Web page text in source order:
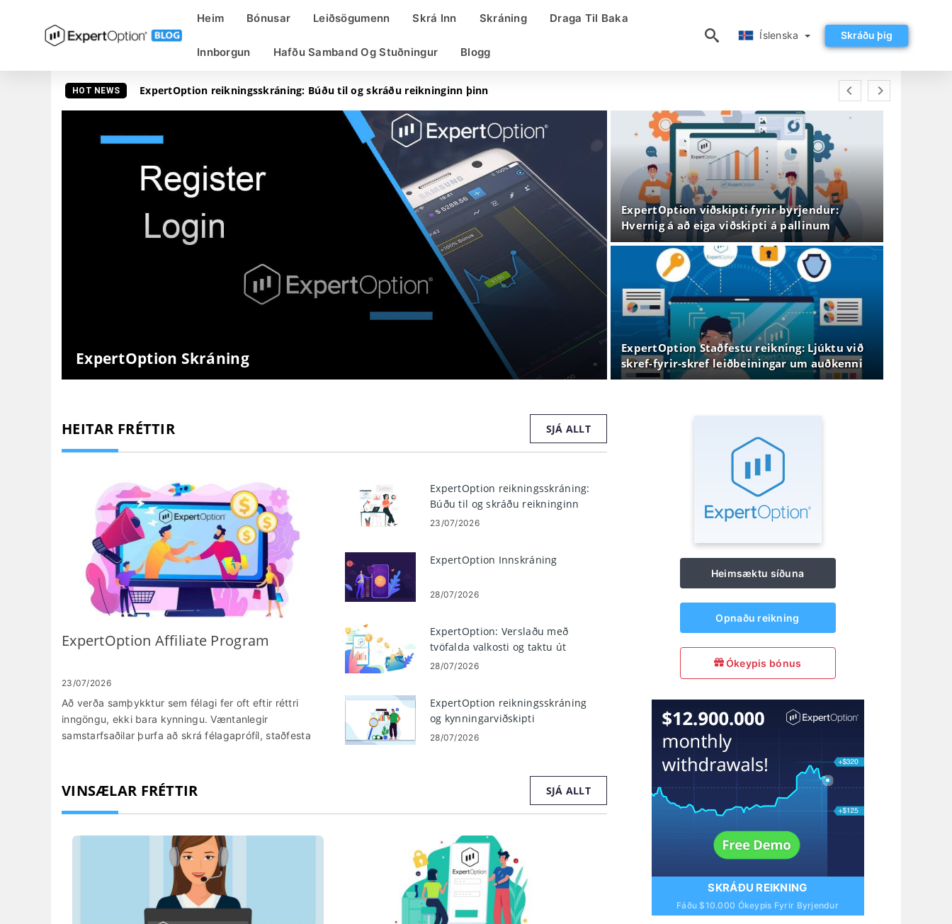
Heim Bónusar Leiðsögumenn Skrá Inn Skráning Draga Til Baka
Innborgun Hafðu Samband Og Stuðningur Blogg
Íslenska Skráðu þig
HOT NEWS ExpertOption reikningsskráning: Búðu til og skráðu reikninginn þinn
ExpertOption Skráning
ExpertOption viðskipti fyrir byrjendur:
Hvernig á að eiga viðskipti á pallinum
ExpertOption Staðfestu reikning: Ljúktu við
skref-fyrir-skref leiðbeiningar um auðkenni
og skjöl
HEITAR FRÉTTIR SJÁ ALLT
ExpertOption Affiliate Program
23/07/2026
Að verða samþykktur sem félagi fer oft eftir réttri
inngöngu, ekki bara kynningu. Væntanlegir
samstarfsaðilar þurfa að skrá félagaprófíl, staðfesta
framhjá sannprófunarskjölum, nota takmarkaðar
algengustu ástæður þess að samþykki og
útborgunum seinkar. Þessi handbók útlistar hagnýtt
verkflæði til að taka þátt í hlutdeildaráætlun
ExpertOption og gerast samstarfsaðili:
reikningsuppsetning, staðfesting, búa til
rakningartengla, fá aðgang að kynningareignum og
velja útgreiðslumöguleika. Það fjallar einnig um
ExpertOption reikningsskráning:
Búðu til og skráðu reikninginn
þinn
23/07/2026
ExpertOption Innskráning
28/07/2026
ExpertOption: Verslaðu með
tvöfalda valkosti og taktu út
peninga
28/07/2026
ExpertOption reikningsskráning
og kynningarviðskipti
28/07/2026
VINSÆLAR FRÉTTIR SJÁ ALLT
Heimsæktu síðuna
Opnaðu reikning
Ókeypis bónus
SKRÁÐU REIKNING
Fáðu $10.000 Ókeypis Fyrir Byrjendur